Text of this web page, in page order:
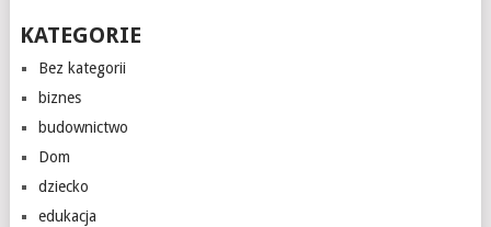
KATEGORIE
Bez kategorii
biznes
budownictwo
Dom
dziecko
edukacja